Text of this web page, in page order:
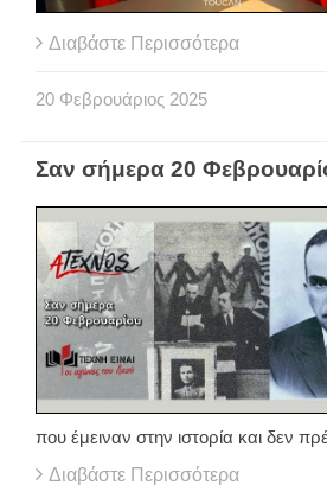
Διαβάστε Περισσότερα
20 Φεβρουάριος 2025
Σαν σήμερα 20
που έμειναν στην ιστορία και δεν
Διαβάστε Περισσότερα